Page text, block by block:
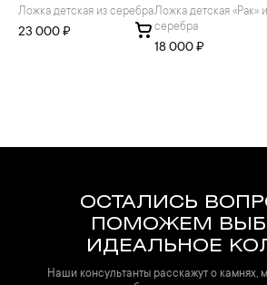
Ложка детская из серебра
23 000 ₽
Ложка детская «Рак» из
серебра
18 000 ₽
ОСТАЛИСЬ
ПОМОЖЕМ
ИДЕАЛЬНОЕ
Наши консультанты расскажут о камнях,